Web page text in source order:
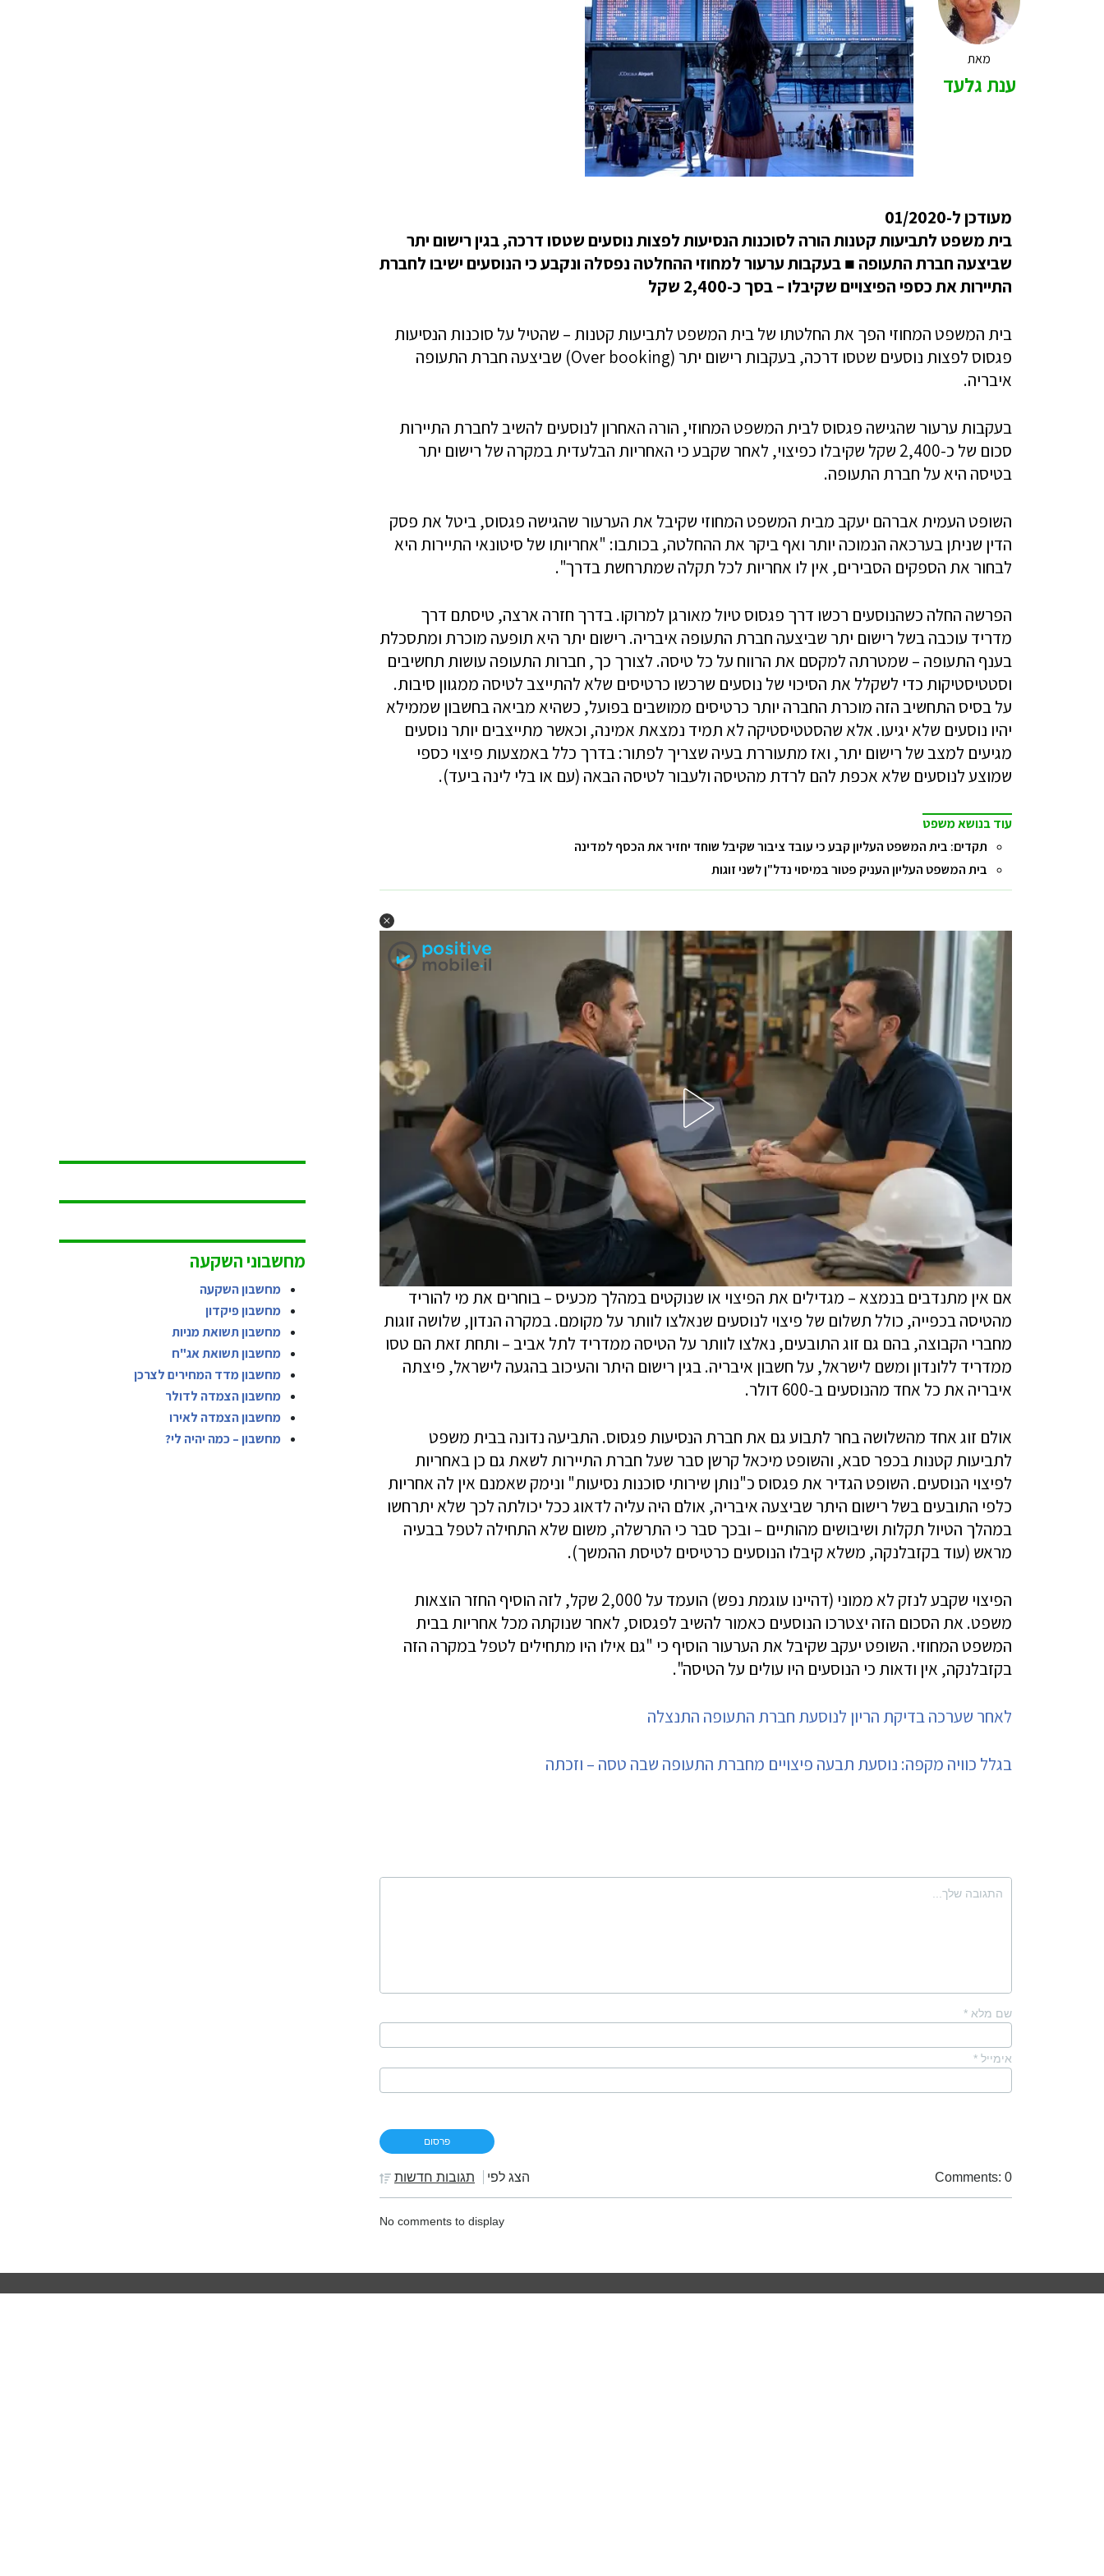
מאת
ענת גלעד
מעודכן ל-01/2020
בית משפט לתביעות קטנות הורה לסוכנות הנסיעות לפצות נוסעים שטסו דרכה, בגין רישום יתר
שביצעה חברת התעופה ■בעקבות ערעור למחוזי ההחלטה נפסלה ונקבע כי הנוסעים ישיבו לחברת
התיירות את כספי הפיצויים שקיבלו – בסך כ-2,400
שקל
בית המשפט המחוזי הפך את החלטתו של בית המשפט לתביעות קטנות – שהטיל על סוכנות הנסיעות
פגסוס לפצות נוסעים שטסו דרכה, בעקבות רישום יתר (Over booking) שביצעה חברת התעופה
איבריה.
בעקבות ערעור שהגישה פגסוס לבית המשפט המחוזי, הורה האחרון לנוסעים להשיב לחברת התיירות
סכום של כ-2,400 שקל שקיבלו כפיצוי, לאחר שקבע כי האחריות הבלעדית במקרה של רישום יתר
בטיסה היא על חברת התעופה.
השופט העמית אברהם יעקב מבית המשפט המחוזי שקיבל את הערעור שהגישה פגסוס, ביטל את פסק
הדין שניתן בערכאה הנמוכה יותר ואף ביקר את ההחלטה, בכותבו: "אחריותו של סיטונאי התיירות היא
לבחור את הספקים הסבירים, אין לו אחריות לכל תקלה שמתרחשת בדרך".
הפרשה החלה כשהנוסעים רכשו דרך פגסוס טיול מאורגן למרוקו. בדרך חזרה ארצה, טיסתם דרך
מדריד עוכבה בשל רישום יתר שביצעה חברת התעופה איבריה. רישום יתר היא תופעה מוכרת ומתסכלת
בענף התעופה – שמטרתה למקסם את הרווח על כל טיסה. לצורך כך, חברות התעופה עושות תחשיבים
וסטטיסטיקות כדי לשקלל את הסיכוי של נוסעים שרכשו כרטיסים שלא להתייצב לטיסה ממגוון סיבות.
על בסיס התחשיב הזה מוכרת החברה יותר כרטיסים ממושבים בפועל, כשהיא מביאה בחשבון שממילא
יהיו נוסעים שלא יגיעו. אלא שהסטטיסטיקה לא תמיד נמצאת אמינה, וכאשר מתייצבים יותר נוסעים
מגיעים למצב של רישום יתר, ואז מתעוררת בעיה שצריך לפתור: בדרך כלל באמצעות פיצוי כספי
שמוצע לנוסעים שלא אכפת להם לרדת מהטיסה ולעבור לטיסה הבאה (עם או בלי לינה ביעד).
עוד בנושא משפט
תקדים: בית המשפט העליון קבע כי עובד ציבור שקיבל שוחד יחזיר את הכסף למדינה
בית המשפט העליון העניק פטור במיסוי נדל"ן לשני זוגות
אם אין מתנדבים בנמצא – מגדילים את הפיצוי או שנוקטים במהלך מכעיס – בוחרים את מי להוריד
מהטיסה בכפייה, כולל תשלום של פיצוי לנוסעים שנאלצו לוותר על מקומם. במקרה הנדון, שלושה זוגות
מחברי הקבוצה, בהם גם זוג התובעים, נאלצו לוותר על הטיסה ממדריד לתל אביב – ותחת זאת הם טסו
ממדריד ללונדון ומשם לישראל, על חשבון איבריה. בגין רישום היתר והעיכוב בהגעה לישראל, פיצתה
איבריה את כל אחד מהנוסעים ב-600 דולר.
אולם זוג אחד מהשלושה בחר לתבוע גם את חברת הנסיעות פגסוס. התביעה נדונה בבית משפט
לתביעות קטנות בכפר סבא, והשופט מיכאל קרשן סבר שעל חברת התיירות לשאת גם כן באחריות
לפיצוי הנוסעים. השופט הגדיר את פגסוס כ"נותן שירותי סוכנות נסיעות" ונימק שאמנם אין לה אחריות
כלפי התובעים בשל רישום היתר שביצעה איבריה, אולם היה עליה לדאוג ככל יכולתה לכך שלא יתרחשו
במהלך הטיול תקלות ושיבושים מהותיים – ובכך סבר כי התרשלה, משום שלא התחילה לטפל בבעיה
מראש (עוד בקזבלנקה, משלא קיבלו הנוסעים כרטיסים לטיסת ההמשך).
הפיצוי שקבע לנזק לא ממוני (דהיינו עוגמת נפש) הועמד על 2,000 שקל, לזה הוסיף החזר הוצאות
משפט. את הסכום הזה יצטרכו הנוסעים כאמור להשיב לפגסוס, לאחר שנוקתה מכל אחריות בבית
המשפט המחוזי. השופט יעקב שקיבל את הערעור הוסיף כי "גם אילו היו מתחילים לטפל במקרה הזה
בקזבלנקה, אין ודאות כי הנוסעים היו עולים על הטיסה".
לאחר שערכה בדיקת הריון לנוסעת חברת התעופה התנצלה
בגלל כוויה מקפה: נוסעת תבעה פיצויים מחברת התעופה שבה טסה – וזכתה
שם מלא *
אימייל *
Comments: 0 הצג לפי תגובות חדשות
No comments to display
מחשבוני השקעה
מחשבון השקעה
מחשבון פיקדון
מחשבון תשואת מניות
מחשבון תשואת אג"ח
מחשבון מדד המחירים לצרכן
מחשבון הצמדה לדולר
מחשבון הצמדה לאירו
מחשבון – כמה יהיה לי?